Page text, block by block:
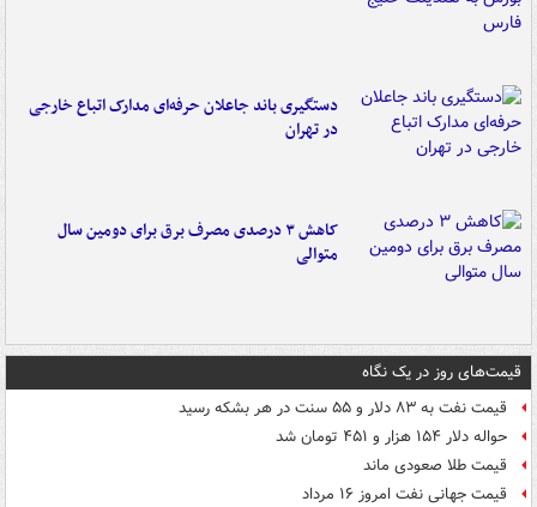
دستگیری باند جاعلان حرفه‌ای مدارک اتباع خارجی
در تهران
کاهش ۳ درصدی مصرف برق برای دومین سال
متوالی
قیمت‌های روز در یک نگاه
قیمت نفت به ۸۳ دلار و ۵۵ سنت در هر بشکه رسید
حواله دلار ۱۵۴ هزار و ۴۵۱ تومان شد
قیمت طلا صعودی ماند
قیمت جهانی نفت امروز ۱۶ مرداد